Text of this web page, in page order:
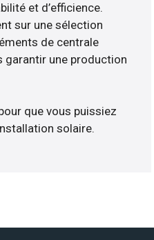
et d’efficience.
sur une sélection
de centrale
garantir une production
que vous puissiez
solaire.